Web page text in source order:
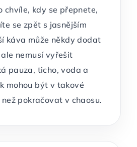
chvíle, kdy se přepnete,
se zpět s jasnějším
káva může někdy dodat
nemusí vyřešit
pauza, ticho, voda a
mohou být v takové
pokračovat v chaosu.